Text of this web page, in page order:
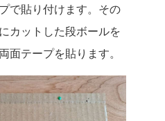
で貼り付けます。その
カットした段ボールを
面テープを貼ります。